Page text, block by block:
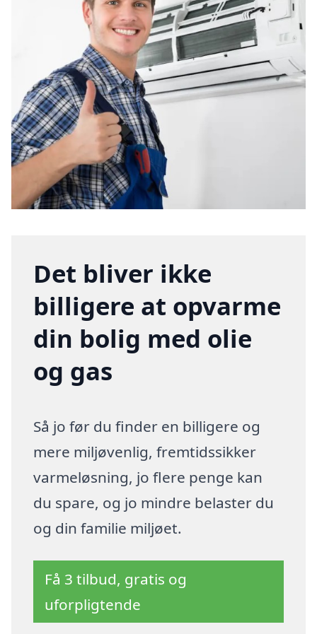
Det bliver ikke
billigere at opvarme
din bolig med olie
og gas
Så jo før du finder en billigere og
mere miljøvenlig, fremtidssikker
varmeløsning, jo flere penge kan
du spare, og jo mindre belaster du
og din familie miljøet.
Få 3 tilbud, gratis og
uforpligtende